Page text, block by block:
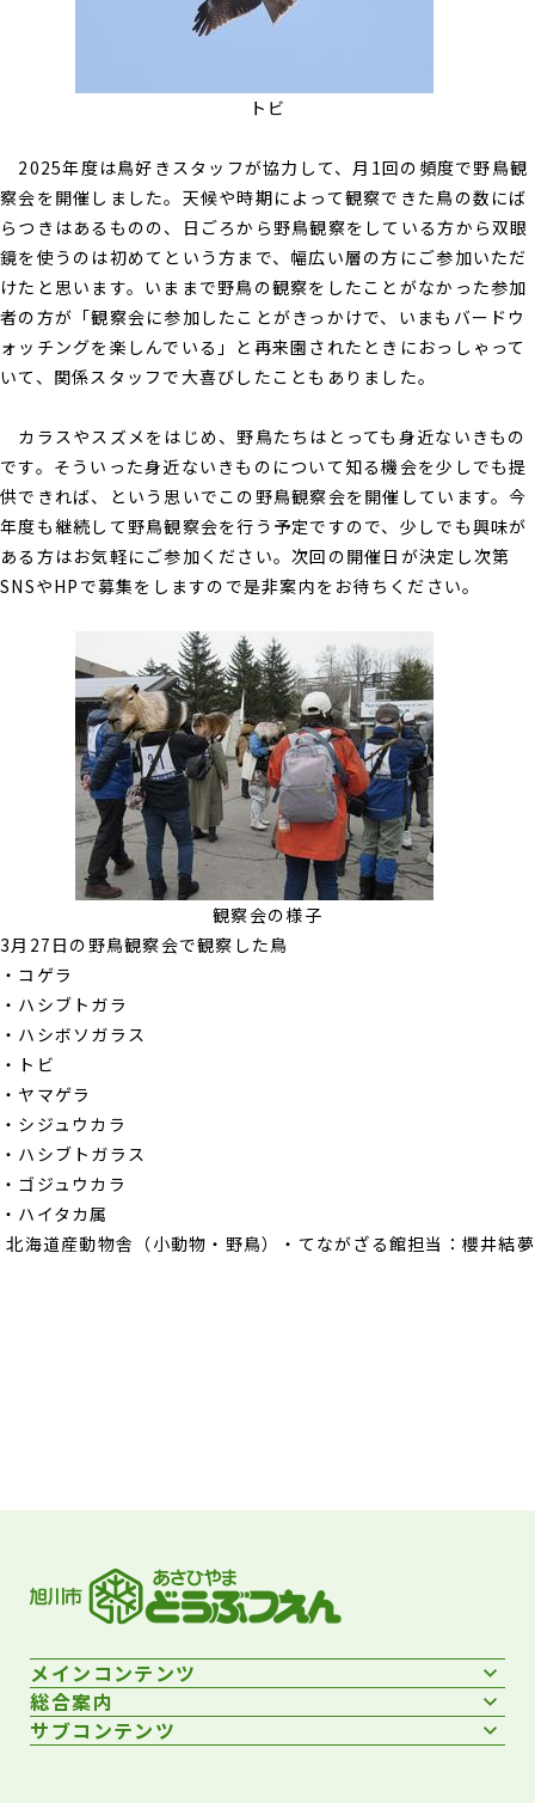
トビ
2025年度は鳥好きスタッフが協力して、月1回の頻度で野鳥観
察会を開催しました。天候や時期によって観察できた鳥の数にば
らつきはあるものの、日ごろから野鳥観察をしている方から双眼
鏡を使うのは初めてという方まで、幅広い層の方にご参加いただ
けたと思います。いままで野鳥の観察をしたことがなかった参加
者の方が「観察会に参加したことがきっかけで、いまもバードウ
ォッチングを楽しんでいる」と再来園されたときにおっしゃって
いて、関係スタッフで大喜びしたこともありました。
カラスやスズメをはじめ、野鳥たちはとっても身近ないきもの
です。そういった身近ないきものについて知る機会を少しでも提
供できれば、という思いでこの野鳥観察会を開催しています。今
年度も継続して野鳥観察会を行う予定ですので、少しでも興味が
ある方はお気軽にご参加ください。次回の開催日が決定し次第
SNSやHPで募集をしますので是非案内をお待ちください。
観察会の様子
3月27日の野鳥観察会で観察した鳥
・コゲラ
・ハシブトガラ
・ハシボソガラス
・トビ
・ヤマゲラ
・シジュウカラ
・ハシブトガラス
・ゴジュウカラ
・ハイタカ属
北海道産動物舎（小動物・野鳥）・てながざる館担当：櫻井結夢
メインコンテンツ
総合案内
サブコンテンツ